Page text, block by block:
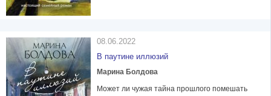
08.06.2022
В паутине иллюзий
Марина Болдова
Может ли чужая тайна прошлого помешать